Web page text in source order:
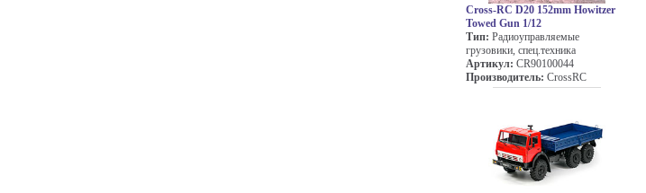
Cross-RC D20 152mm Howitzer
Towed Gun 1/12
Тип: Радиоуправляемые
грузовики, спец.техника
Артикул: CR90100044
Производитель: CrossRC